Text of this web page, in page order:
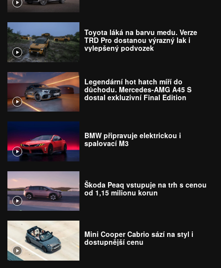
Toyota láká na barvu medu. Verze
TRD Pro dostanou výrazný lak i
vylepšený podvozek
Legendární hot hatch míří do
důchodu. Mercedes-AMG A45 S
dostal exkluzivní Final Edition
BMW připravuje elektrickou i
spalovací M3
Škoda Peaq vstupuje na trh s cenou
od 1,15 milionu korun
Mini Cooper Cabrio sází na styl i
dostupnější cenu